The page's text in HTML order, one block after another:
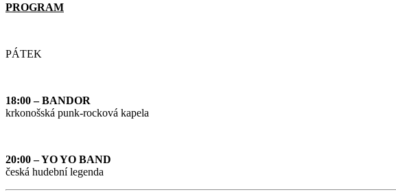
PROGRAM
PÁTEK
18:00 – BANDOR
krkonošská punk-rocková kapela
20:00 – YO YO BAND
česká hudební legenda